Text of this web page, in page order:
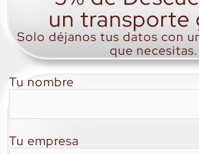
un transporte
Solo déjanos tus datos con
que necesitas.
Tu nombre
Tu empresa